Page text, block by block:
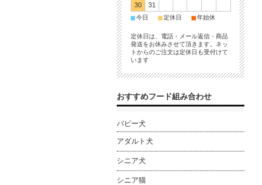
30
31
■今日 ■定休日 ■年始休
定休日は、電話・メール返信・商品
発送をお休みさせて頂きます。ネッ
トからのご注文は定休日も受付けて
います
おすすめフード組み合わせ
パピー犬
アダルト犬
シニア犬
シニア猫